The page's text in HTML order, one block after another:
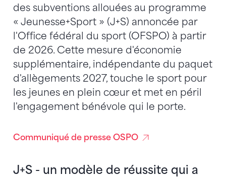
des subventions allouées au programme
« Jeunesse+Sport » (J+S) annoncée par
l'Office fédéral du sport (OFSPO) à partir
de 2026. Cette mesure d'économie
supplémentaire, indépendante du paquet
d'allègements 2027, touche le sport pour
les jeunes en plein cœur et met en péril
l'engagement bénévole qui le porte.
Communiqué de presse OSPO
J+S - un modèle de réussite qui a